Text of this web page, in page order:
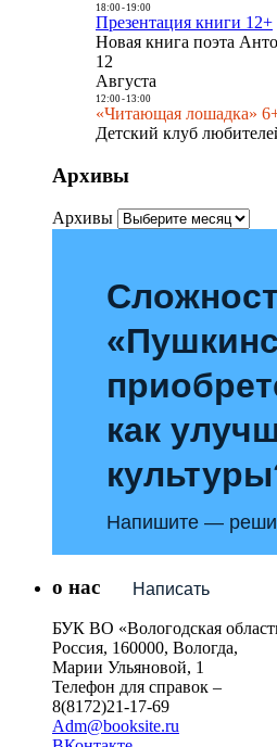
18:00- 19:00
Презентация книги 12+
Новая книга поэта
12
Августа
12:00- 13:00
«Читающая лошадка»
Детский клуб
Архивы
Архивы
как
Напишите —
Написать
о нас
БУК ВО «Вологодская
Россия, 160000, Вологда,
Марии Ульяновой, 1
Телефон для справок –
8(8172)21-17-69
Adm@booksite.ru